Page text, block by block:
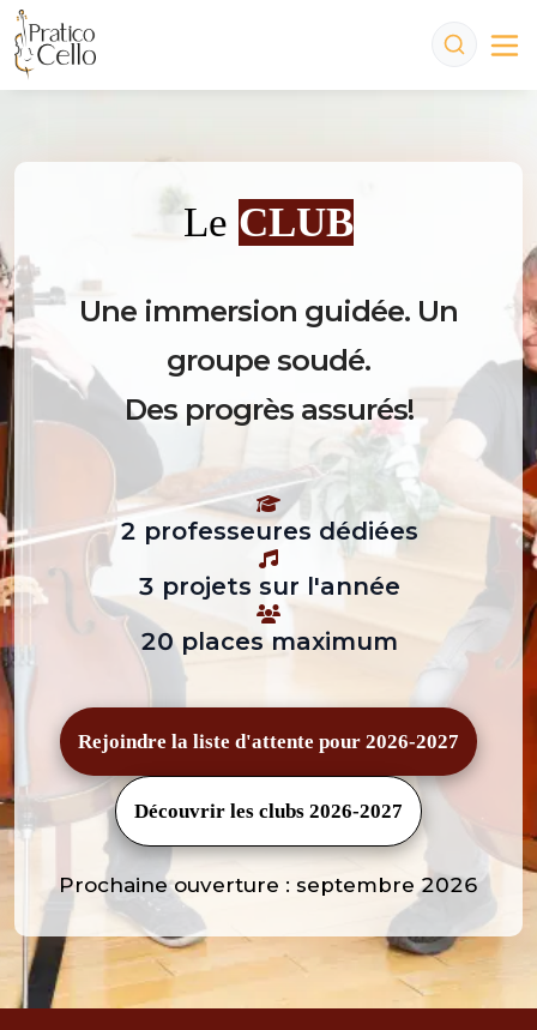
Le CLUB
Une immersion guidée. Un
groupe soudé.
Des progrès assurés!
2 professeures dédiées
3 projets sur l'année
20 places maximum
Rejoindre la liste d'attente pour 2026-2027
Découvrir les clubs 2026-2027
Prochaine ouverture : septembre 2026